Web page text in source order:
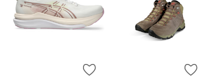
ZUR WUNSCHLISTE HINZUFÜGEN
ZUR